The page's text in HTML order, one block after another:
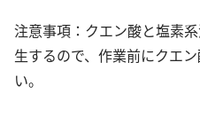
注意事項：クエン酸と塩素
生するので、作業前にクエ
い。